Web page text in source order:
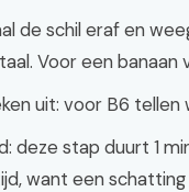
de schil eraf en
Voor een banaan
uit: voor B6
deze stap duurt 1
want een schatting